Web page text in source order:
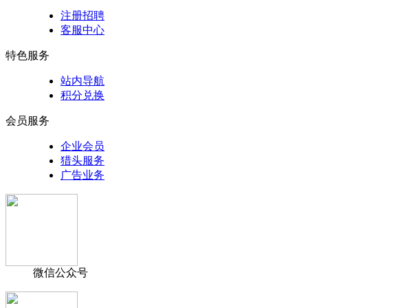
注册招聘
客服中心
特色服务
站内导航
积分兑换
会员服务
企业会员
猎头服务
广告业务
微信公众号